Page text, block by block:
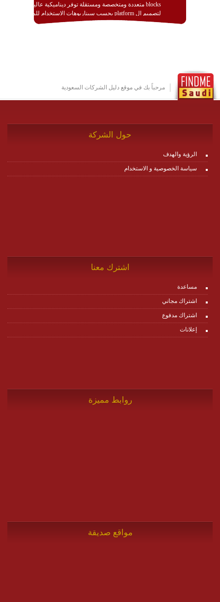
blocks متعددة ومتخصصة ومستقلة توفر ديناميكية عالية
لتصميم ال platform بحسب سيناريوهات الاستخدام للمنصة
وتتوافق مع النشر والاستثمار ضمن بيئة استضافة dedicated
http://www.plutosms.com/zagel
مرحباً بك في موقع دليل الشركات السعودية
حول الشركة
الرؤية والهدف
سياسة الخصوصية و الاستخدام
اشترك معنا
مساعدة
اشتراك مجاني
اشتراك مدفوع
إعلانات
روابط مميزة
مواقع صديقة